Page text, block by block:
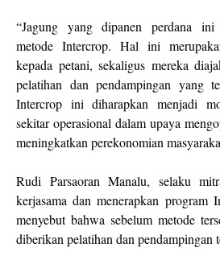
“Jagung yang dipanen perdana ini
metode Intercrop. Hal ini
kepada petani, sekaligus mereka
pelatihan dan pendampingan yang
Intercrop ini diharapkan menjadi
sekitar operasional dalam upaya
meningkatkan perekonomian
Rudi Parsaoran Manalu, selaku
kerjasama dan menerapkan program
menyebut bahwa sebelum metode
diberikan pelatihan dan pendampingan